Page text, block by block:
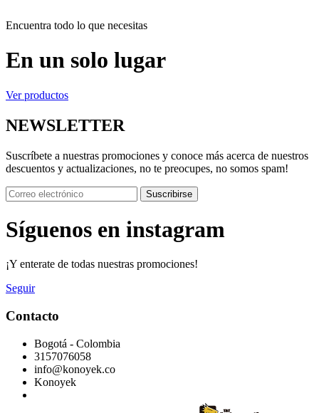
Encuentra todo lo que necesitas
En un solo lugar
Ver productos
NEWSLETTER
Suscríbete a nuestras promociones y conoce más acerca de nuestros
descuentos y actualizaciones, no te preocupes, no somos spam!
Suscribirse
Síguenos en instagram
¡Y enterate de todas nuestras promociones!
Seguir
Contacto
Bogotá - Colombia
3157076058
info@konoyek.co
Konoyek